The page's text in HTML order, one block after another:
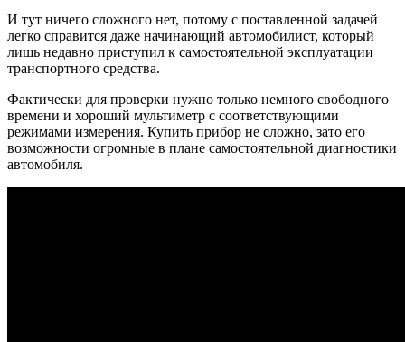
И тут ничего сложного нет, потому с поставленной задачей
легко справится даже начинающий автомобилист, который
лишь недавно приступил к самостоятельной эксплуатации
транспортного средства.
Фактически для проверки нужно только немного свободного
времени и хороший мультиметр с соответствующими
режимами измерения. Купить прибор не сложно, зато его
возможности огромные в плане самостоятельной диагностики
автомобиля.